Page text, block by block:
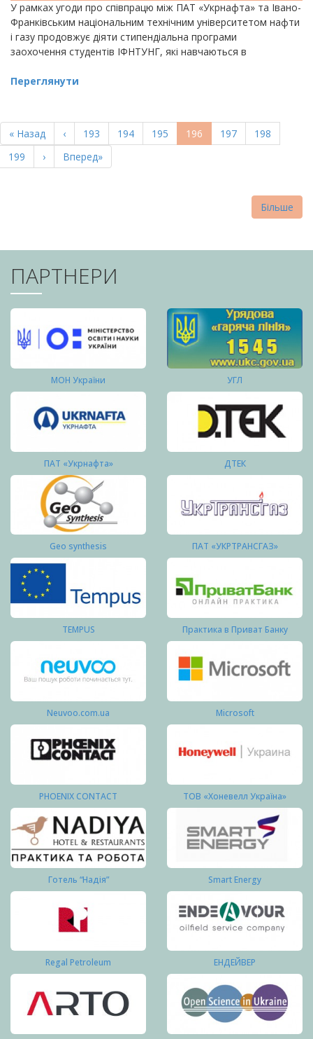
У рамках угоди про співпрацю між ПАТ «Укрнафта» та Івано-
Франківським національним технічним університетом нафти
і газу продовжує діяти стипендіальна програми
заохочення студентів ІФНТУНГ, які навчаються в
Переглянути
НА
СТОРІНКИ
Перша
сторінка
« Назад
Попередня
сторінка
‹ Page
193 Page
194 Page
195
Поточна
сторінка
196 Page
197 Page
198
Page
199
Наступна
сторінка
›
Остання
сторінка
Вперед»
Більше
ПАРТНЕРИ
МОН України УГЛ
ПАТ «Укрнафта» ДТЕК
Geo synthesis ПАТ «УКРТРАНСГАЗ»
TEMPUS Практика в Приват Банку
Neuvoo.com.ua Microsoft
PHOENIX CONTACT ТОВ «Хоневелл Україна»
Готель “Надія” Smart Energy
Regal Petroleum ЕНДЕЙВЕР